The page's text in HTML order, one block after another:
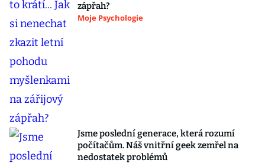
zápřah?
Moje Psychologie
Jsme poslední generace, která rozumí
počítačům. Náš vnitřní geek zemřel na
nedostatek problémů